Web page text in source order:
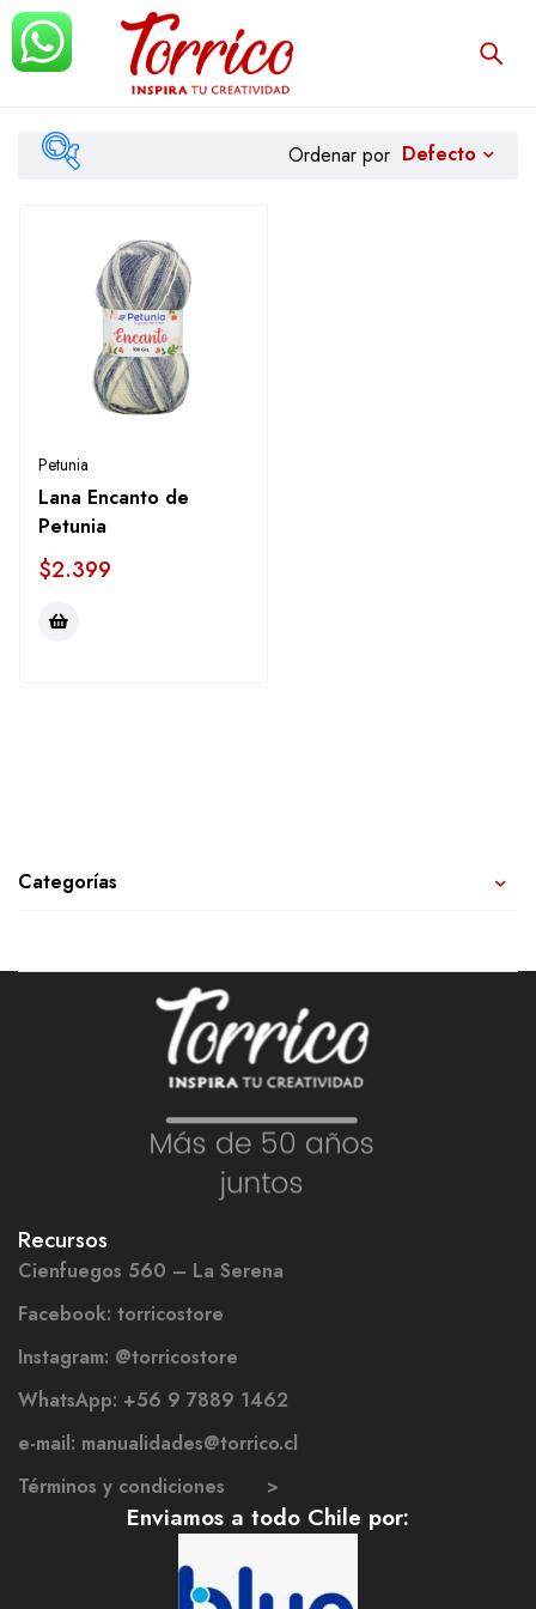
Categorías
Filtrar
Ordenar por Defecto
Petunia
Lana Encanto de
Petunia
$2.399
Recursos
Cienfuegos 560 – La Serena
Facebook: torricostore
Instagram: @torricostore
WhatsApp: +56 9 7889 1462
e-mail: manualidades@torrico.cl
Términos y condiciones >
Enviamos a todo Chile por: